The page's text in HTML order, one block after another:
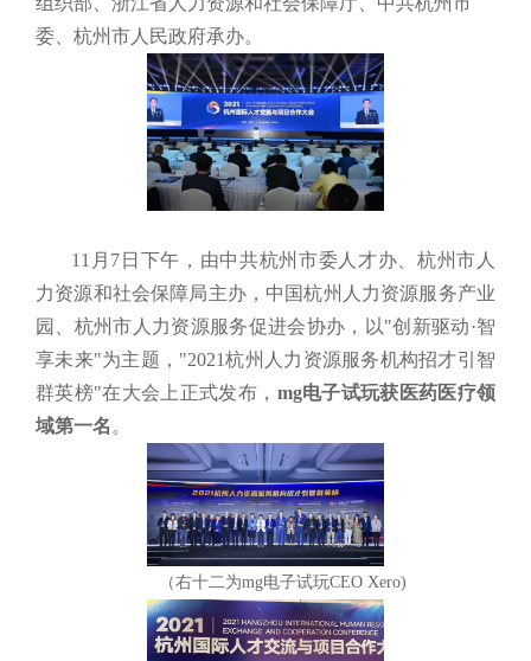
委、杭州市人民政府承办。
11月7日下午，由中共杭州市委人才办、杭州市人
力资源和社会保障局主办，中国杭州人力资源服务产业
园、杭州市人力资源服务促进会协办，以"创新驱动·智
享未来"为主题，"2021杭州人力资源服务机构招才引智
群英榜"在大会上正式发布， mg电子试玩获医药医疗领
域第一名 。
（右十二为mg电子试玩CEO Xero)